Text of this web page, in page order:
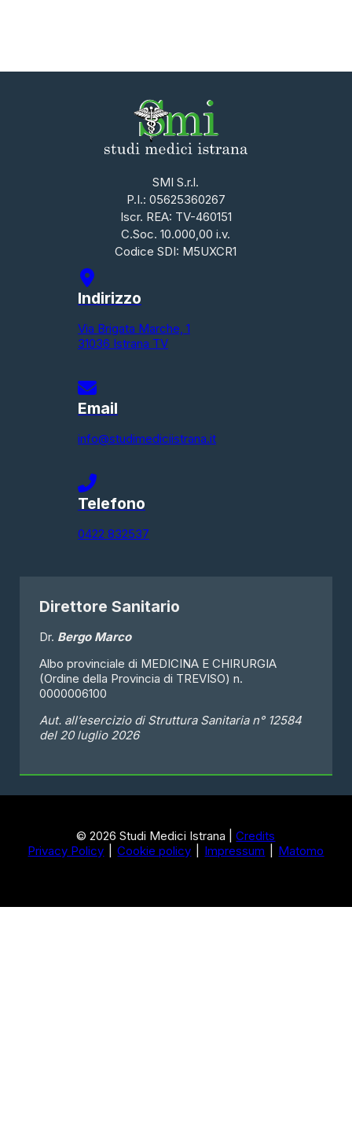
SMI S.r.l.
P.I.: 05625360267
Iscr. REA: TV-460151
C.Soc. 10.000,00 i.v.
Codice SDI: M5UXCR1
Indirizzo
Via Brigata Marche, 1
31036 Istrana TV
Email
info@studimediciistrana.it
Telefono
0422 832537
Direttore Sanitario
Dr. Bergo Marco
Albo provinciale di MEDICINA E CHIRURGIA
(Ordine della Provincia di TREVISO) n.
0000006100
Aut. all’esercizio di Struttura Sanitaria n° 12584
del 20 luglio 2026
© 2026 Studi Medici Istrana |Credits
Privacy Policy
Cookie policy Impressum Matomo